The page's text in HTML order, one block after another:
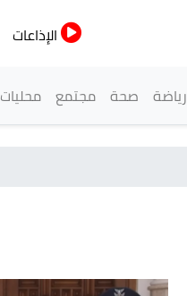
الإذاعات
رياضة صحة مجتمع محليات